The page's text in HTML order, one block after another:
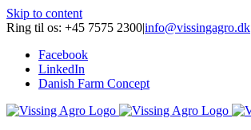
Skip to content
Ring til os: +45 7575 2300|info@vissingagro.dk
Facebook
LinkedIn
Danish Farm Concept